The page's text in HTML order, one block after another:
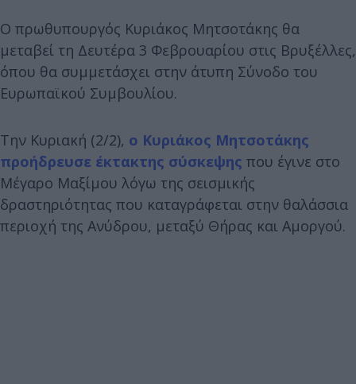
Ο πρωθυπουργός Κυριάκος Μητσοτάκης θα
μεταβεί τη Δευτέρα 3 Φεβρουαρίου στις Βρυξέλλες,
όπου θα συμμετάσχει στην άτυπη Σύνοδο του
Ευρωπαϊκού Συμβουλίου.
Την Κυριακή (2/2), ο Κυριάκος Μητσοτάκης
προήδρευσε έκτακτης σύσκεψης που έγινε στο
Μέγαρο Μαξίμου λόγω της σεισμικής
δραστηριότητας που καταγράφεται στην θαλάσσια
περιοχή της Ανύδρου, μεταξύ Θήρας και Αμοργού.